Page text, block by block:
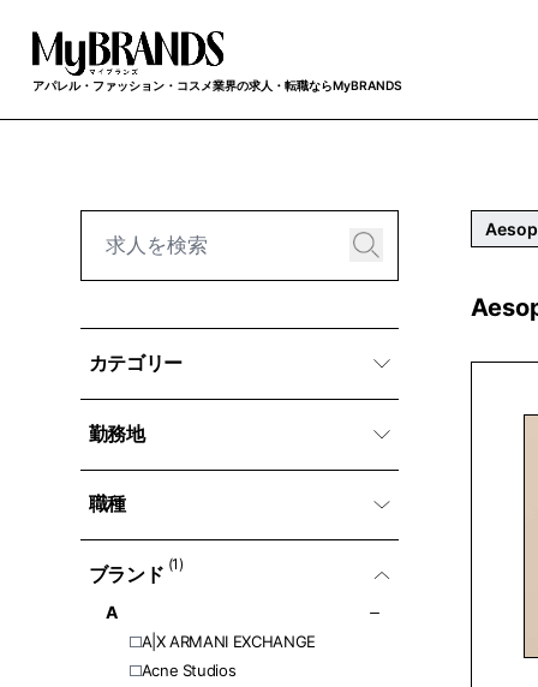
アパレル・ファッション・コスメ業界の求人・転職ならMyBRANDS
カテゴリー
勤務地
職種
ブランド (1)
A
A|X ARMANI EXCHANGE
Acne Studios
Aesop